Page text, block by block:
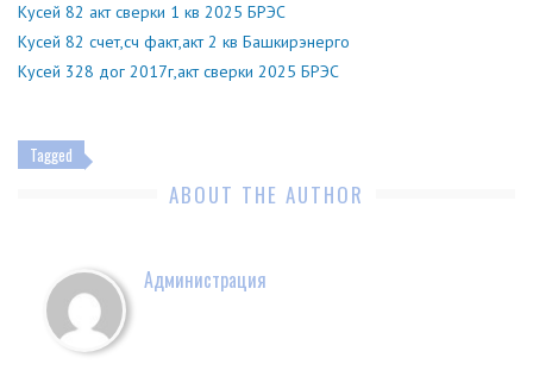
Кусей 82 акт сверки 1 кв 2025 БРЭС
Кусей 82 счет,сч факт,акт 2 кв Башкирэнерго
Кусей 328 дог 2017г,акт сверки 2025 БРЭС
Tagged
ABOUT THE AUTHOR
Администрация